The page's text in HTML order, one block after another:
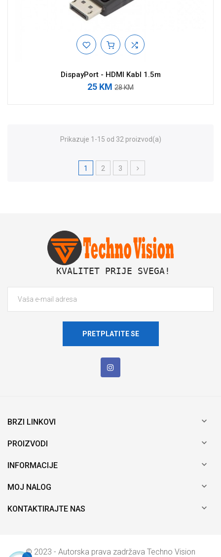
DispayPort - HDMI Kabl 1.5m
25 KM 28 KM
Prikazuje 1-15 od 32 proizvod(a)
1 2 3
KVALITET PRIJE SVEGA!
PRETPLATITE SE
BRZI LINKOVI 
PROIZVODI 
INFORMACIJE 
MOJ NALOG 
KONTAKTIRAJTE NAS 
© 2023 - Autorska prava zadržava Techno Vision